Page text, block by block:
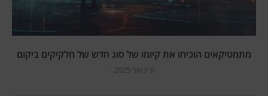
מתמטיקאים הוכיחו את קיומו של סוג חדש של חלקיקים ביקום
9 ינואר 2025